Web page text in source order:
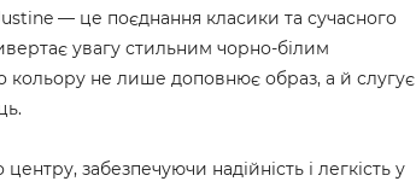
— це поєднання класики та сучасного
увагу стильним чорно-білим
кольору не лише доповнює образ, а й слугує
забезпечуючи надійність і легкість у